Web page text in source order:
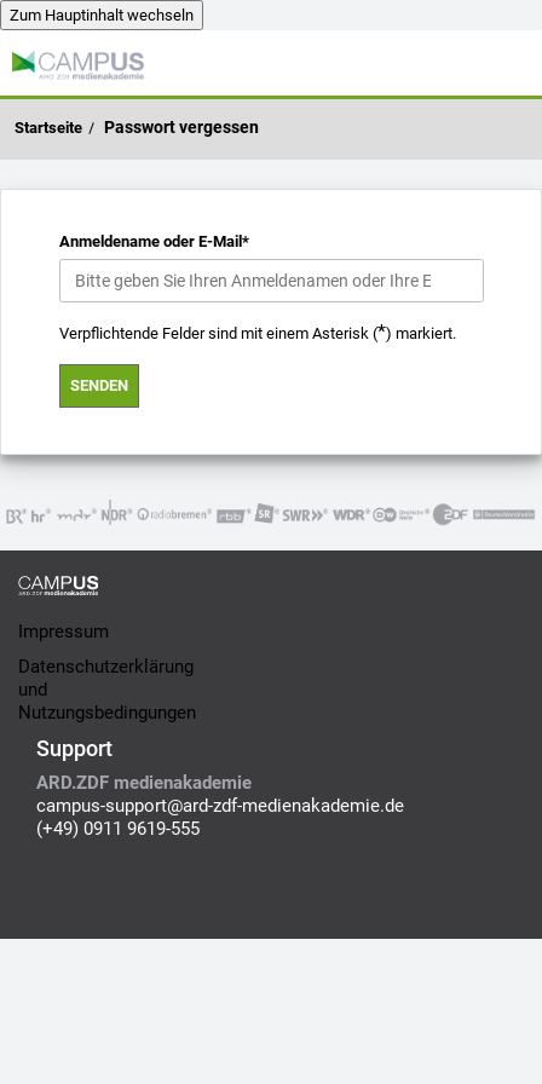
Zum Hauptinhalt wechseln
Zum Hauptinhalt wechseln
Passwort vergessen
Anmeldename oder E-Mail *
Verpflichtende Felder sind mit einem Asterisk (*) markiert.
Impressum
Datenschutzerklärung
und
Nutzungsbedingungen
Support
ARD.ZDF medienakademie
campus-support@ard-zdf-medienakademie.de
(+49) 0911 9619-555